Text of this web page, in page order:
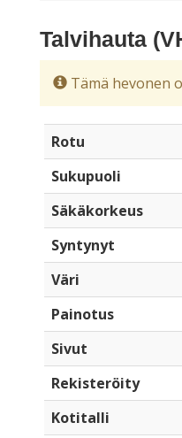
Talvihauta
Tämä hevonen
Rotu
Sukupuoli
Säkäkorkeus
Syntynyt
Väri
Painotus
Sivut
Rekisteröity
Kotitalli